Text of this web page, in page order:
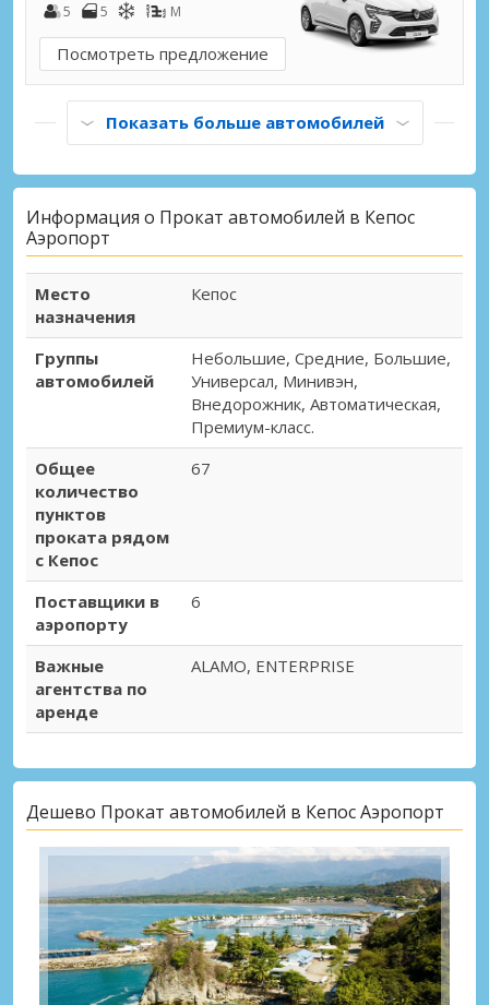
5
5 M
Посмотреть предложение
Показать больше автомобилей
Информация о Прокат автомобилей в Кепос
Аэропорт
Место
назначения
Кепос
Группы
автомобилей
Небольшие, Средние, Большие,
Универсал, Минивэн,
Внедорожник, Автоматическая,
Премиум-класс.
Общее
количество
пунктов
проката рядом
с Кепос
67
Поставщики в
аэропорту
6
Важные
агентства по
аренде
ALAMO, ENTERPRISE
Дешево Прокат автомобилей в Кепос Аэропорт